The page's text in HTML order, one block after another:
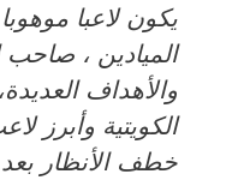
يكون لاعبا
الميادين ، صاحب
والأهداف
الكويتية وأبرز
خطف الأنظار